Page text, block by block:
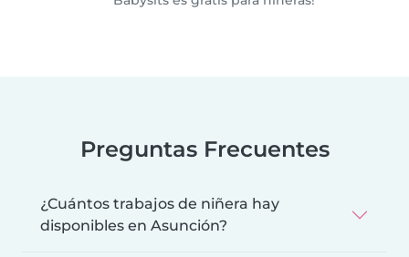
Preguntas Frecuentes
¿Cuántos trabajos de niñera hay
disponibles en Asunción?